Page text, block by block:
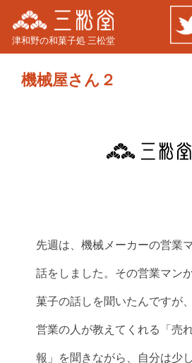
津和野の和菓子処 三松堂
機械屋さん２
先週は、機械メーカーの営業
話をしました。その営業マン
菓子の話しを聞いたんですが
営業の人が教えてくれる「売
報」を聞きながら、自分は少